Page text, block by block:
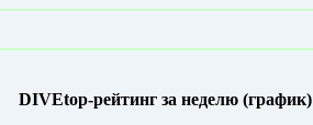
DIVEtop-рейтинг за неделю (график)